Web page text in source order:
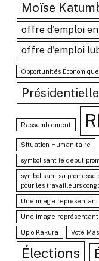
Moïse
offre d'emploi
offre d'emploi
Opportunités
Rassemblement
Situation Humanitaire
symbolisant le début
symbolisant sa
pour les travailleurs
Une image
Une image représentant
Upio Kakura Vote
Élections